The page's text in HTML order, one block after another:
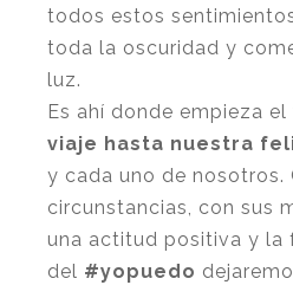
todos estos
toda la oscuridad y
luz.
Es ahí donde empieza
viaje hasta nuestra
y cada uno de nosotros.
circunstancias, con sus
una actitud positiva y la
del #yopuedo